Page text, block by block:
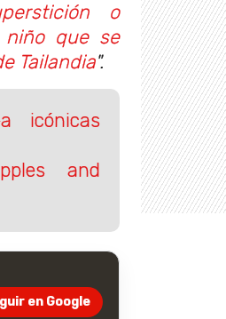
o
niño que se
Tailandia".
icónicas
and
en Google